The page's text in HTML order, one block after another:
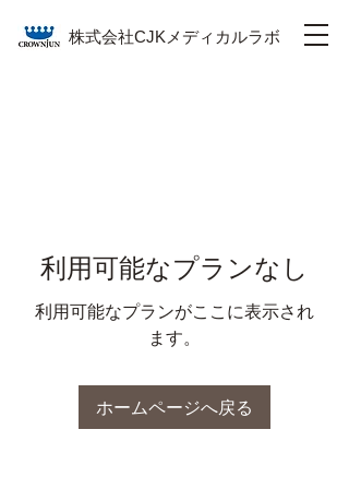
株式会社CJKメディカルラボ
利用可能なプランなし
利用可能なプランがここに表示され
ます。
ホームページへ戻る